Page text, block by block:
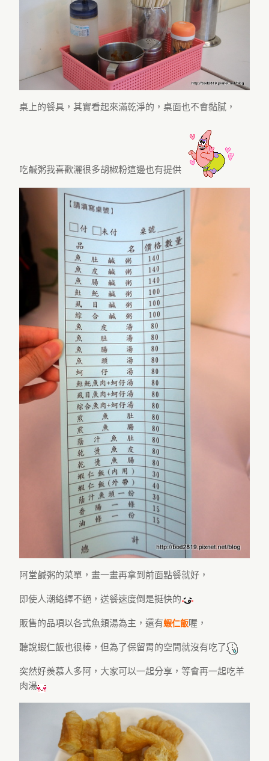
桌上的餐具，其實看起來滿乾淨的，桌面也不會黏膩，
吃鹹粥我喜歡灑很多胡椒粉這邊也有提供
阿堂鹹粥的菜單，畫一畫再拿到前面點餐就好，
即使人潮絡繹不絕，送餐速度倒是挺快的
販售的品項以各式魚類湯為主，還有蝦仁飯喔，
聽說蝦仁飯也很棒，但為了保留胃的空間就沒有吃了
突然好羨慕人多阿，大家可以一起分享，等會再一起吃羊
肉湯